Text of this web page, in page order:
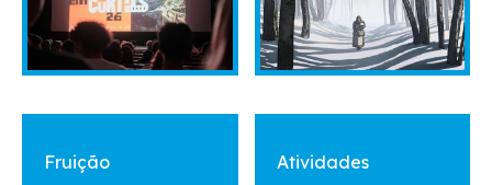
Fruição
Atividades